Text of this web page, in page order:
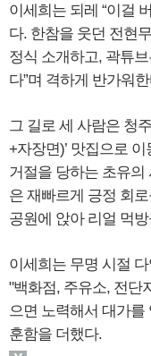
이세희는 되레 “이걸
다. 한참을 웃던 전현
정식 소개하고, 곽튜
다”며 격하게 반가워
그 길로 세 사람은 청
+자장면)’ 맛집으로
거절을 당하는 초유의
은 재빠르게 긍정 회로
공원에 앉아 리얼 먹
이세희는 무명 시절
"백화점, 주유소, 전단
으면 노력해서 대가
훈함을 더했다.